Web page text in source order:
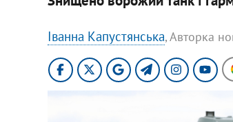
Іванна Капустянська, Авторка